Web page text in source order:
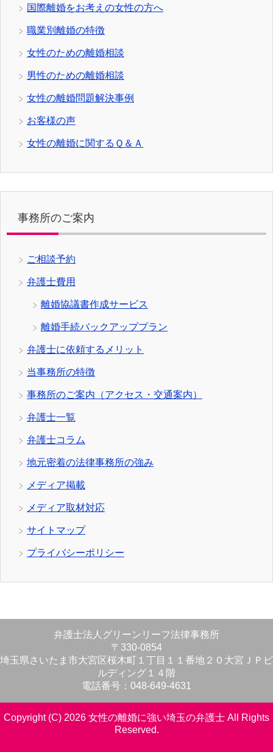
国際離婚をお考えの女性の方へ
職業別離婚の特徴
女性のための離婚相談
男性のための離婚相談
女性の離婚問題解決事例
お客様の声
女性の離婚に関するＱ＆Ａ
事務所のご案内
ご相談予約
弁護士費用
離婚協議書作成サービス
離婚手続バックアッププラン
弁護士に依頼するメリット
当事務所の特徴
事務所のご案内（アクセス・交通案内）
弁護士一覧
弁護士コラム
地元密着の法律事務所の強み
メディア掲載
メディア取材対応
サイトマップ
プライバシーポリシー
弁護士法人グリーンリーフ法律事務所
〒330-0854
埼玉県さいたま市大宮区桜木町１丁目１１番地２０大宮ＪＰビ
ルディング１４階
電話番号：048-649-4631
Copyright (C) 2026 女性の離婚に強い埼玉の弁護士 All Rights
Reserved.